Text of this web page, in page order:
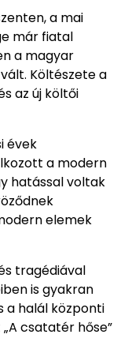
a mai
már fiatal
a magyar
Költészete a
az új költői
évek
a modern
hatással voltak
elemek
tragédiával
is gyakran
a halál központi
csatatér hőse”